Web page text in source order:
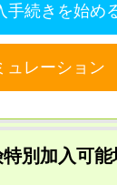
手続きを始め
ュレーション
別加入可能